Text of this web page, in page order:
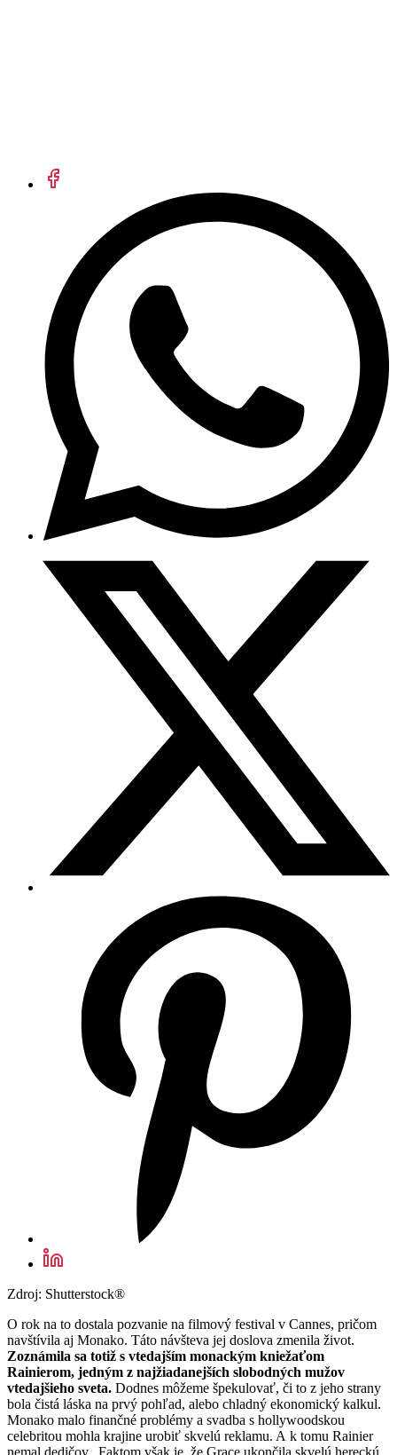
Zdroj: Shutterstock®
O rok na to dostala pozvanie na filmový festival v Cannes, pričom
navštívila aj Monako. Táto návšteva jej doslova zmenila život.
Zoznámila sa totiž s vtedajším monackým kniežaťom
Rainierom, jedným z najžiadanejších slobodných mužov
vtedajšieho sveta. Dodnes môžeme špekulovať, či to z jeho strany
bola čistá láska na prvý pohľad, alebo chladný ekonomický kalkul.
Monako malo finančné problémy a svadba s hollywoodskou
celebritou mohla krajine urobiť skvelú reklamu. A k tomu Rainier